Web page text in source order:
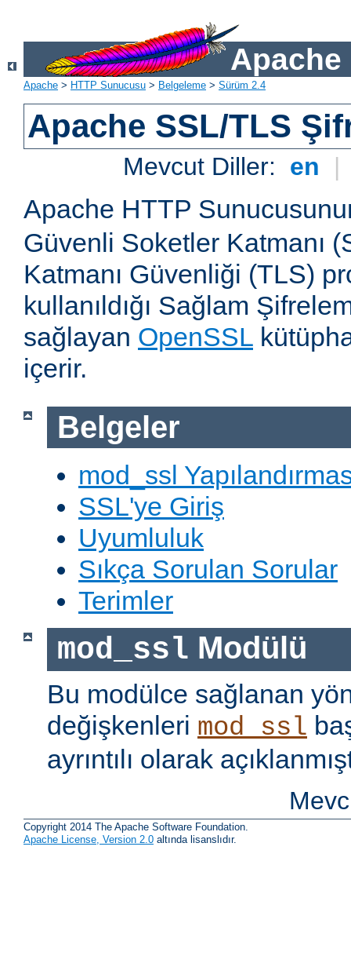
Apache
Apache > HTTP Sunucusu > Belgeleme > Sürüm 2.4
Apache SSL/TLS
Mevcut Diller: en |
Apache HTTP
Güvenli Soketler Katmanı
Katmanı Güvenliği (TLS)
kullanıldığı Sağlam
sağlayan OpenSSL
içerir.
Belgeler
mod_ssl
SSL'ye Giriş
Uyumluluk
Sıkça Sorulan Sorular
Terimler
mod_ssl Modülü
Bu modülce sağlanan
değişkenleri mod_ssl
ayrıntılı olarak
Copyright 2014 The Apache Software Foundation.
Apache License, Version 2.0 altında lisanslıdır.